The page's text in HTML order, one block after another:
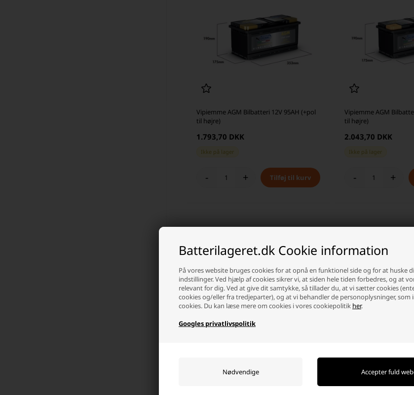
Batterilageret.dk Cookie information
På vores website bruges cookies for at opnå en funktionel side og for at huske
indstillinger. Ved hjælp af cookies sikrer vi, at siden hele tiden forbedres, og at
relevant for dig. Ved at give dit samtykke, så tillader du, at vi sætter cookies
cookies og/eller fra tredjeparter), og at vi behandler de personoplysninger, som
cookies. Du kan læse mere om cookies i vores cookiepolitik her.
Googles privatlivspolitik
Vipiemme AGM Bilbatteri 12V 95AH (+pol
til højre)
1.793,70 DKK
Ikke på lager
- +
Vipiemme AGM
til højre)
2.043,70 DKK
Ikke på lager
- +